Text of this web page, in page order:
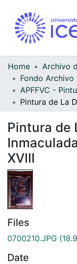
Home
Pintura de
XVIII
Files
0700210.JPG
Date